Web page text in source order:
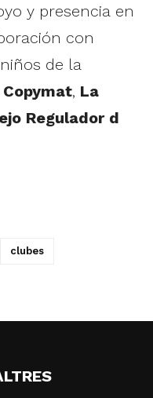
y presencia en
con
de la
Copymat, La
Regulador d
clubes